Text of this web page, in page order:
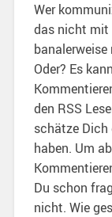
Wer
das nicht mit
Oder? Es
den RSS
schätze Dich
haben. Um
Du schon
nicht. Wie